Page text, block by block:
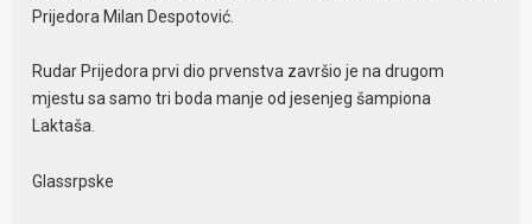
Prijedora Milan Despotović.
Rudar Prijedora prvi dio prvenstva završio je na drugom
mjestu sa samo tri boda manje od jesenjeg šampiona
Laktaša.
Glassrpske